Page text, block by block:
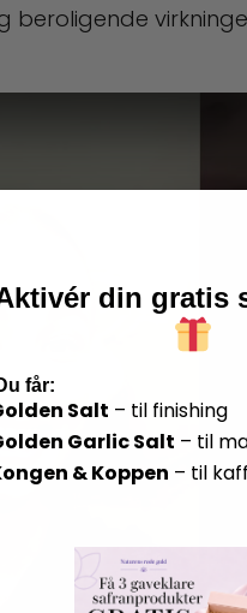
din gratis
får:
Salt – til finishing
Garlic Salt – til
& Koppen – til